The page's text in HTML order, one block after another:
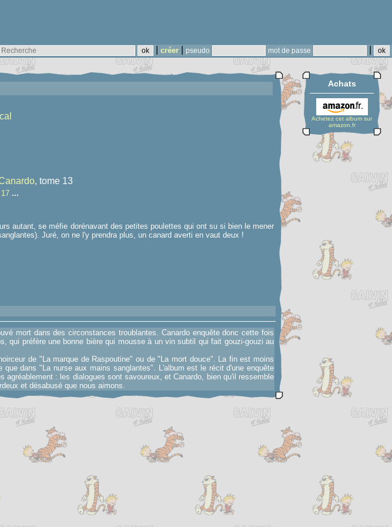
créer pseudo mot de passe
, tome 13
17 ...
autant, se méfie dorénavant des petites poulettes qui ont su si bien le mener
Juré, on ne l'y prendra plus, un canard averti en vaut deux !
mort dans des circonstances troublantes. Canardo enquête donc cette fois
qui préfère une bonne bière qui mousse à un vin subtil qui fait gouzi-gouzi au
de "La marque de Raspoutine" ou de "La mort douce". La fin est moins
dans "La nurse aux mains sanglantes". L'album est le récit d'une enquête
: les dialogues sont savoureux, et Canardo, bien qu'il ressemble
et désabusé que nous aimons.
Achats
Achetez cet album sur
amazon.fr